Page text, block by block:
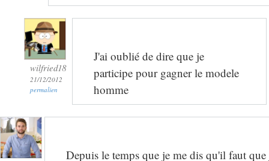
wilfried18
21/12/2012
permalien
J'ai oublié de dire que je
participe pour gagner le modele
homme
Depuis le temps que je me dis qu'il faut que